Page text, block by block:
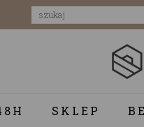
SKLEP